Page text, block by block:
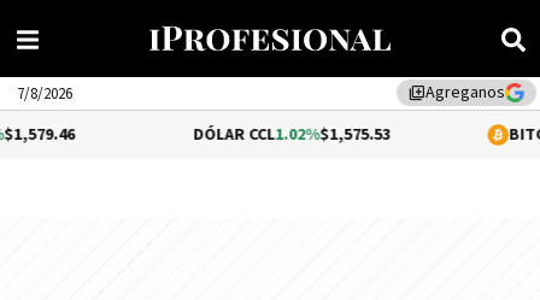
library_addAgreganos
7/8/2026
1.02%$1,575.53 -0.08%